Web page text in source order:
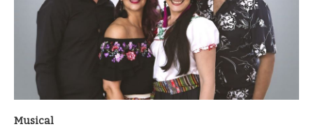
«LA VARGAS, UN MUSICAL SOBRE CHAVELA»